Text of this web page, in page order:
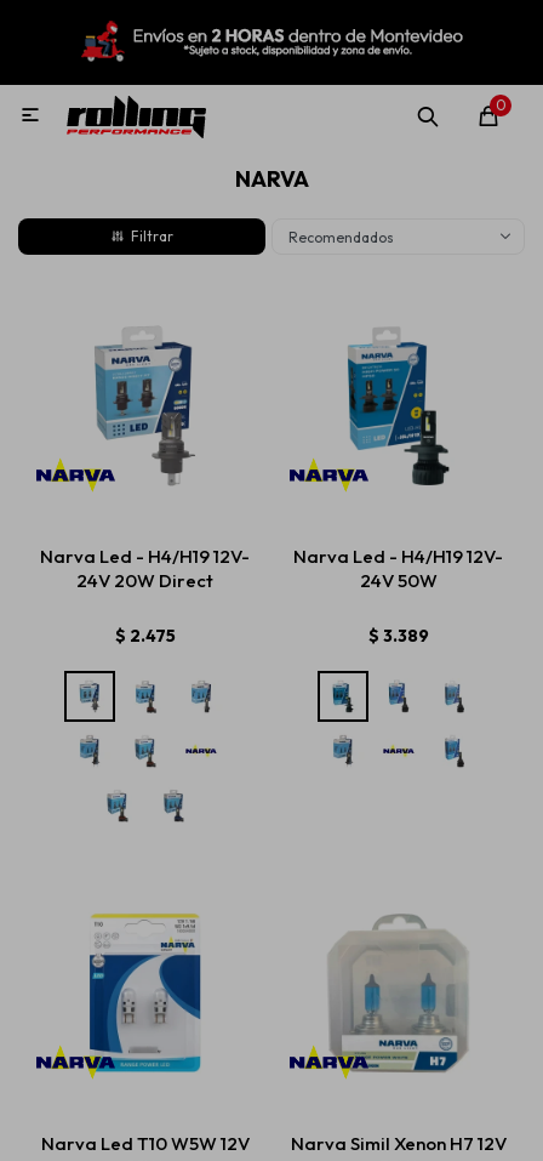
0

NARVA
Recomendados
Narva Led - H4/H19 12V-
24V 20W Direct
$ 2.475
Narva Led - H4/H19 12V-
24V 50W
$ 3.389
Narva Led T10 W5W 12V
Narva Simil Xenon H7 12V
MI CUENTA
Nuevo! Rolling Repuestos
Lubricantes
Aditivos
Estética automotriz
Accesorios
Baterías
Servicios